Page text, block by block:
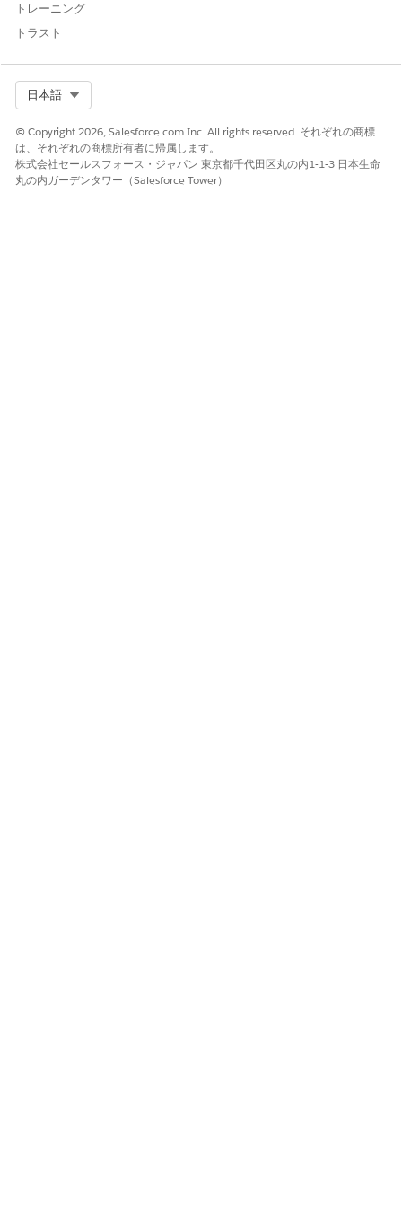
します。続行する前に確認するために、午前と午後のどち
らを希望しますか? 避けるべき特定の日はありますか?
けてください。
AI エージェント: 四半期ごとの計画ミーティングを火曜日
の午後 2 時に会議室 5A でスケジュールしました。8 人の
チームメンバー全員が招待され、カレンダーへの招待が送
信されました。リモート出席者向けのビデオ会議が完備さ
れています。
トレーニング
トラスト
日本語
© Copyright 2026, Salesforce.com Inc. All rights reserved. それぞれの商標
は、それぞれの商標所有者に帰属します。
株式会社セールスフォース・ジャパン 東京都千代田区丸の内1-1-3 日本生命
丸の内ガーデンタワー（Salesforce Tower）